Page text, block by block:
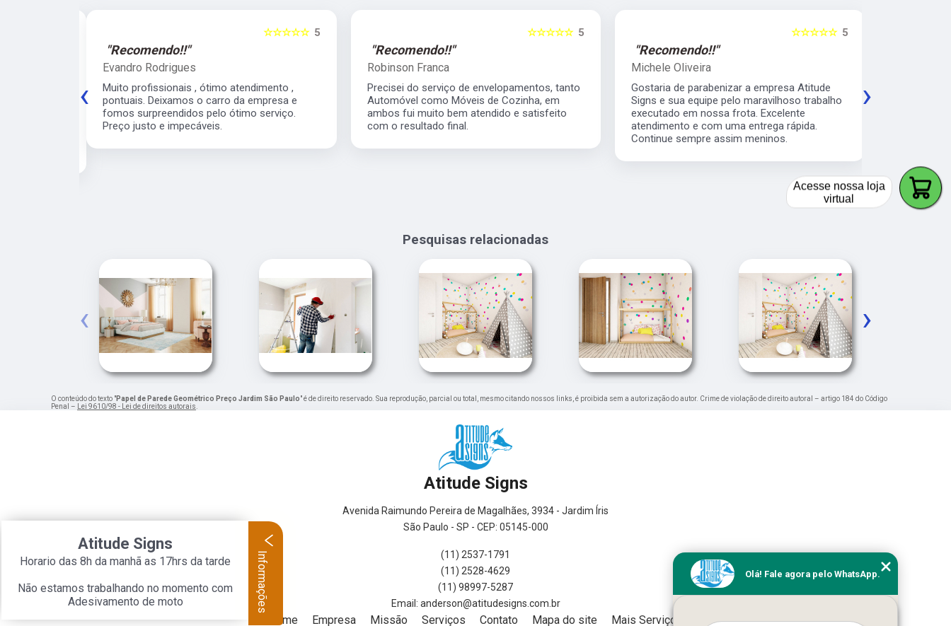
5
☆☆☆☆☆
"Recomendo!!"
Evandro Rodrigues
Muito profissionais , ótimo atendimento ,
pontuais. Deixamos o carro da empresa e
fomos surpreendidos pelo ótimo serviço.
Preço justo e impecáveis.
5
☆☆☆☆☆
"Recomendo!!"
Robinson Franca
Precisei do serviço de envelopamentos, tanto
Automóvel como Móveis de Cozinha, em
ambos fui muito bem atendido e satisfeito
com o resultado final.
5
☆☆☆☆☆
"Recomendo!!"
Michele Oliveira
Gostaria de parabenizar a empresa Atitude
Signs e sua equipe pelo maravilhoso trabalho
executado em nossa frota. Excelente
atendimento e com uma entrega rápida.
Continue sempre assim meninos.
‹ ›
Pesquisas relacionadas
‹ ›
O conteúdo do texto "Papel de Parede Geométrico Preço Jardim São Paulo" é de direito reservado. Sua reprodução, parcial ou total, mesmo citando nossos links, é proibida sem a autorização do autor. Crime de violação de direito autoral – artigo 184 do Código
Penal –
Lei 9610/98 - Lei de direitos autorais
Atitude Signs
Avenida Raimundo Pereira de Magalhães, 3934 - Jardim Íris
São Paulo - SP - CEP: 05145-000
(11) 2537-1791
(11) 2528-4629
(11) 98997-5287
Home Empresa Missão Serviços Contato Mapa do site Mais Serviços
Olá! Fale agora pelo WhatsApp.
Atitude Signs
Horario das 8h da manhã as 17hrs da tarde
Não estamos trabalhando no momento com
Adesivamento de moto
Informações
Acesse nossa loja
virtual